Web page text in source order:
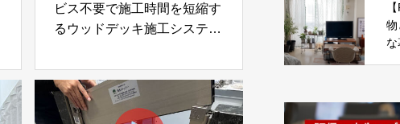
ビス不要で施工時間を短縮す
るウッドデッキ施工システム
JAPAN
物